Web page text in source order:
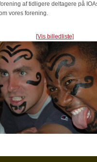
af tidligere deltagere på
vores forening.
[Vis billedliste]